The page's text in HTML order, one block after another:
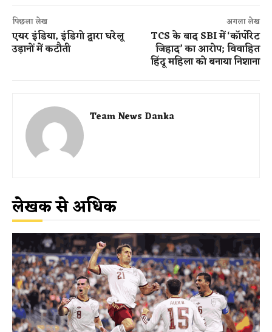
पिछला लेख
एयर इंडिया, इंडिगो द्वारा घरेलू
उड़ानों में कटौती
अगला लेख
TCS के बाद SBI में ‘कॉर्पोरेट
जिहाद’ का आरोप; विवाहित
हिंदू महिला को बनाया निशाना
Team News Danka
लेखक से अधिक